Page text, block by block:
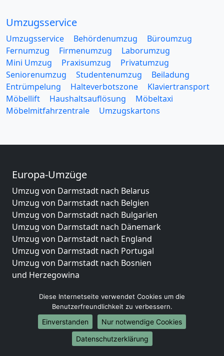
Umzugsservice
Umzugsservice Behördenumzug
Büroumzug
Fernumzug
Firmenumzug
Laborumzug
Mini Umzug
Praxisumzug
Privatumzug
Seniorenumzug
Studentenumzug
Beiladung
Entrümpelung
Halteverbotszone
Klaviertransport
Möbellift
Haushaltsauflösung
Möbeltaxi
Möbelmitfahrzentrale
Umzugskartons
Europa-Umzüge
Umzug von Darmstadt nach Belarus
Umzug von Darmstadt nach Belgien
Umzug von Darmstadt nach Bulgarien
Umzug von Darmstadt nach Dänemark
Umzug von Darmstadt nach England
Umzug von Darmstadt nach Portugal
Umzug von Darmstadt nach Bosnien
und Herzegowina
Umzug von Darmstadt nach Lettland
Umzug von Darmstadt nach Zypern
Umzug von Darmstadt nach Kroatien
Umzug von Darmstadt nach Estland
Umzug von Darmstadt nach Finnland
Diese Internetseite verwendet Cookies um die
Benutzerfreundlichkeit zu verbessern.
Einverstanden
Nur notwendige Cookies
Datenschutzerklärung